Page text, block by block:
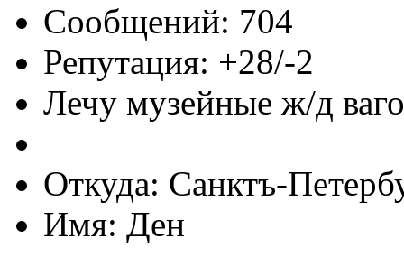
Сообщений: 704
Репутация: +28/-2
Лечу музейные ж/д
Откуда: Санктъ-
Имя: Ден